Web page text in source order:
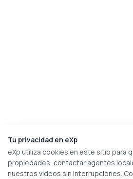
Tu privacidad en eXp
eXp utiliza cookies en este sitio para
propiedades, contactar agentes
nuestros vídeos sin interrupciones.